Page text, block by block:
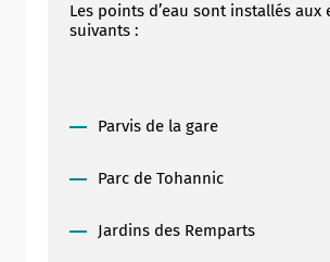
Les points d’eau sont installés aux
suivants :
Parvis de la gare
Parc de Tohannic
Jardins des Remparts